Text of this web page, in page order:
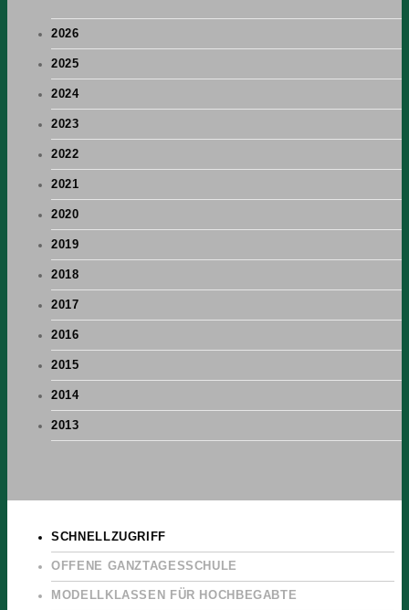
2026
2025
2024
2023
2022
2021
2020
2019
2018
2017
2016
2015
2014
2013
SCHNELLZUGRIFF
OFFENE GANZTAGESSCHULE
MODELLKLASSEN FÜR HOCHBEGABTE